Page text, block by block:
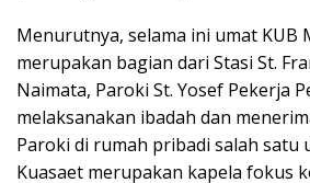
Menurutnya, selama ini umat KUB
merupakan bagian dari Stasi St.
Naimata, Paroki St. Yosef Pekerja
melaksanakan ibadah dan
Paroki di rumah pribadi salah satu
Kuasaet merupakan kapela fokus